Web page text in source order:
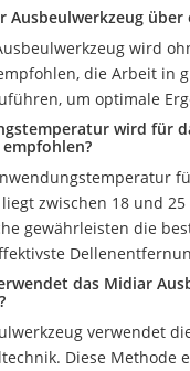
Ausbeulwerkzeug über
wird
die Arbeit in
um optimale
wird für
zwischen 18 und 25
gewährleisten die
das Midiar
verwendet
Diese Methode